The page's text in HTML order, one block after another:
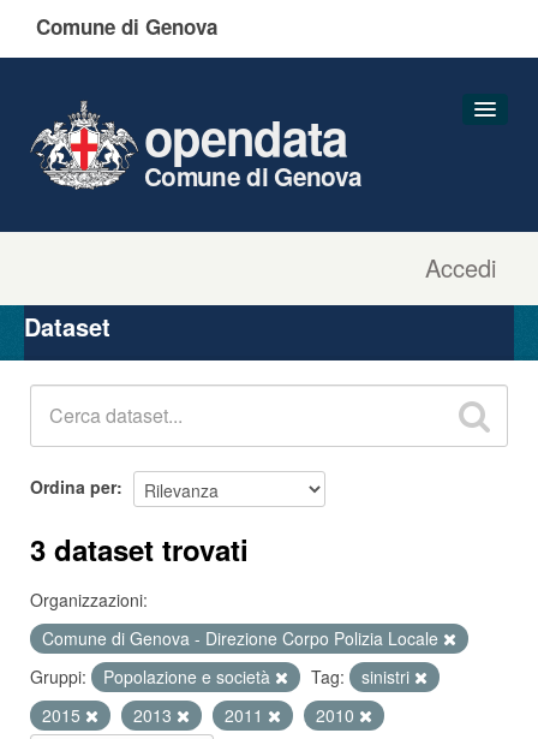
Comune di Genova
Accedi
opendata
Comune di Genova
Organizzazioni
Gruppi
Dataset
Ordina per
3 dataset trovati
Organizzazioni:
Comune di Genova - Direzione Corpo Polizia Locale
Gruppi:
Popolazione e società Tag:
sinistri
2015
2013 2011
2010